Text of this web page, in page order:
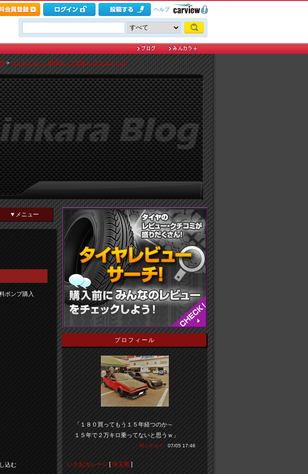
ヘルプ
>ウォルブロー 燃料ポンプ交換 [いさおガレージ]
▼メニュー
ポンプ購入
込む
プロフィール
「１８０買ってもう１５年経つのか～
１５年で２万キロ乗ってないと思うｗ」
何シテル？ 07/05 17:46
いさおガレージ [埼玉県 ]